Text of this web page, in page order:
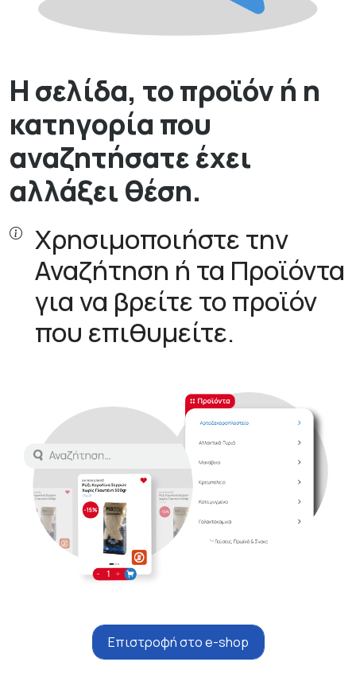
Η σελίδα, το προϊόν ή η
κατηγορία που
αναζητήσατε έχει
αλλάξει θέση.
Χρησιμοποιήστε την
Αναζήτηση ή τα Προϊόντα
για να βρείτε το προϊόν
που επιθυμείτε.
Επιστροφή στο e-shop